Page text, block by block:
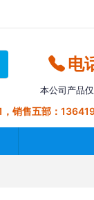
电
本公司产品
销售五部：